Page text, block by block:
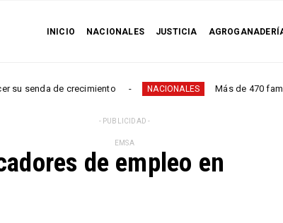
INICIO NACIONALES JUSTICIA
de crecimiento NACIONALES Más de 470 familias
- PUBLICIDAD -
EMSA
de empleo en